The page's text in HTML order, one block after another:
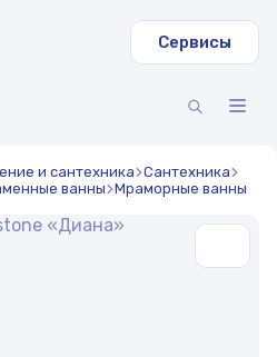
Сервисы
и сантехника Сантехника
ванны Мраморные ванны